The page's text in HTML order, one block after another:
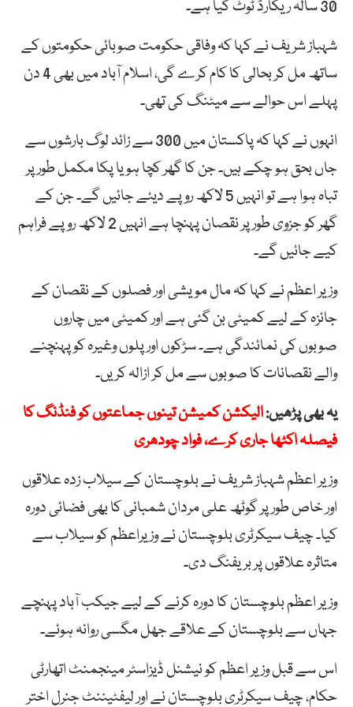
30 سالہ ریکارڈ ٹوٹ گیا ہے۔
شہباز شریف نے کہا کہ وفاقی حکومت صوبائی حکومتوں کے
ساتھ مل کر بحالی کا کام کرے گی، اسلام آباد میں بھی 4 دن
پہلے اس حوالے سے میٹنگ کی تھی۔
انہوں نے کہا کہ پاکستان میں 300 سے زائد لوگ بارشوں سے
جاں بحق ہو چکے ہیں۔ جن کا گھر کچا ہویا پکا مکمل طور پر
تباہ ہوا ہے تو انہیں 5 لاکھ روپے دیئے جائیں گے۔ جن کے
گھر کو جزوی طور پر نقصان پہنچا ہے انہیں 2 لاکھ روپے فراہم
کیے جائیں گے۔
وزیر اعظم نے کہا کہ مال مویشی اور فصلوں کے نقصان کے
جائزہ کے لیے کمیٹی بن گئی ہے اور کمیٹی میں چاروں
صوبوں کی نمائندگی ہے۔ سڑکوں اور پلوں وغیرہ کو پہنچنے
والے نقصانات کا صوبوں سے مل کر ازالہ کریں۔
یہ بھی پڑھیں:الیکشن کمیشن تینوں جماعتوں کو فنڈنگ کا
فیصلہ اکٹھا جاری کرے، فواد چودھری
وزیر اعظم شہباز شریف نے بلوچستان کے سیلاب زدہ علاقوں
اور خاص طور پر گوٹھ علی مردان شمبانی کا بھی فضائی دورہ
کیا۔ چیف سیکرٹری بلوچستان نے وزیراعظم کو سیلاب سے
متاثرہ علاقوں پر بریفنگ دی۔
وزیر اعظم بلوچستان کا دورہ کرنے کے لیے جیکب آباد پہنچے
جہاں سے بلوچستان کے علاقے جھل مگسی روانہ ہوئے۔
اس سے قبل وزیر اعظم کو نیشنل ڈیزاسٹر مینجمنٹ اتھارٹی
حکام، چیف سیکرٹری بلوچستان نے اور لیفٹیننٹ جنرل اختر